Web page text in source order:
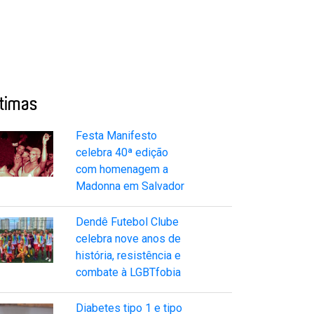
Festa Manifesto
celebra 40ª edição
com homenagem a
Madonna em Salvador
Dendê Futebol Clube
celebra nove anos de
história, resistência e
combate à LGBTfobia
Diabetes tipo 1 e tipo